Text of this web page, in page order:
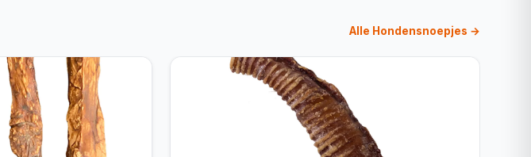
Alle Hondensnoepjes →